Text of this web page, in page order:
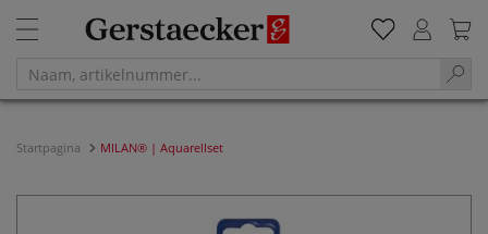
Startpagina MILAN® | Aquarellset